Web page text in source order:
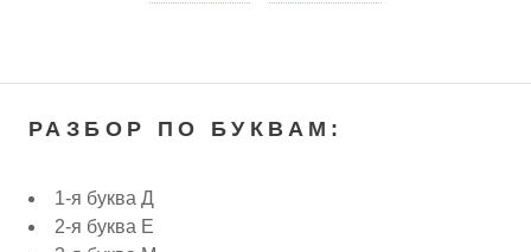
РАЗБОР ПО БУКВАМ:
1-я буква Д
2-я буква Е